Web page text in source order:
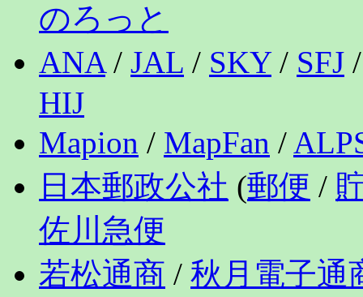
のろっと
ANA/ JAL / SKY/ SFJ
HIJ
Mapion / MapFan /
日本郵政公社 (郵便 /
佐川急便
若松通商 / 秋月電子通